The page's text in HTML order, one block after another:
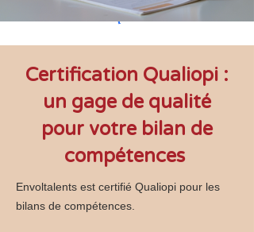
Certification Qualiopi :
un gage de qualité
pour votre bilan de
compétences
Envoltalents est certifié Qualiopi pour les
bilans de compétences.